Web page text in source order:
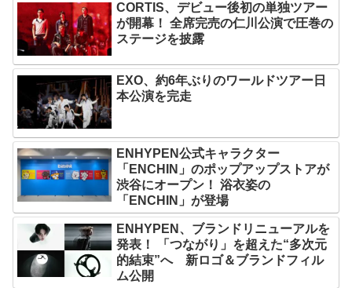
CORTIS、デビュー後初の単独ツアー
が開幕！ 全席完売の仁川公演で圧巻の
ステージを披露
EXO、約6年ぶりのワールドツアー日
本公演を完走
ENHYPEN公式キャラクター
「ENCHIN」のポップアップストアが
渋谷にオープン！ 浴衣姿の
「ENCHIN」が登場
ENHYPEN、ブランドリニューアルを
発表！ 「つながり」を超えた“多次元
的結束”へ 新ロゴ＆ブランドフィル
ム公開